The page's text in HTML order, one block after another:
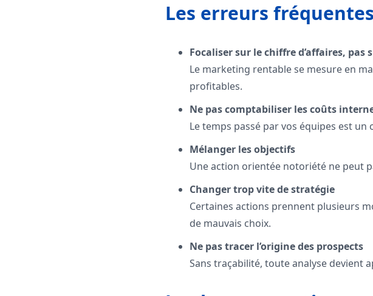
Les erreurs
Focaliser sur le chiffre d’affaires, pas
Le marketing rentable se mesure en
profitables.
Ne pas comptabiliser les coûts
Le temps passé par vos équipes est un
Mélanger les objectifs
Une action orientée notoriété ne peut
Changer trop vite de stratégie
Certaines actions prennent plusieurs
de mauvais choix.
Ne pas tracer l’origine des prospects
Sans traçabilité, toute analyse devient